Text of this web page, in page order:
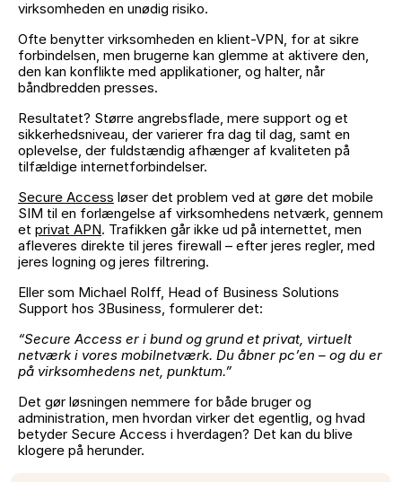
GÅ TIL INDHOLD
virksomheden en unødig risiko.
Ofte benytter virksomheden en klient-VPN, for at sikre
forbindelsen, men brugerne kan glemme at aktivere den,
den kan konflikte med applikationer, og halter, når
båndbredden presses.
Resultatet? Større angrebsflade, mere support og et
sikkerhedsniveau, der varierer fra dag til dag, samt en
oplevelse, der fuldstændig afhænger af kvaliteten på
tilfældige internetforbindelser.
Secure Access løser det problem ved at gøre det mobile
SIM til en forlængelse af virksomhedens netværk, gennem
et privat APN. Trafikken går ikke ud på internettet, men
afleveres direkte til jeres firewall – efter jeres regler, med
jeres logning og jeres filtrering.
Eller som Michael Rolff, Head of Business Solutions
Support hos 3Business, formulerer det:
“Secure Access er i bund og grund et privat, virtuelt
netværk i vores mobilnetværk. Du åbner pc’en – og du er
på virksomhedens net, punktum.”
Det gør løsningen nemmere for både bruger og
administration, men hvordan virker det egentlig, og hvad
betyder Secure Access i hverdagen? Det kan du blive
klogere på herunder.